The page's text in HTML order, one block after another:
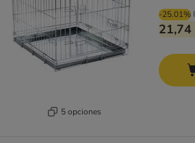
5 opciones
-25.01%
21,74